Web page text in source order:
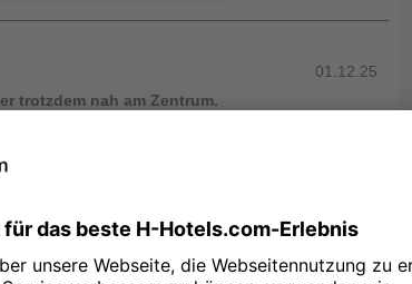
trotzdem nah am Zentrum.
Bewertung
in unserem Haus. Es freut
in ruhiger, aber
hat. Ebenso schätzen wir
01.12.25